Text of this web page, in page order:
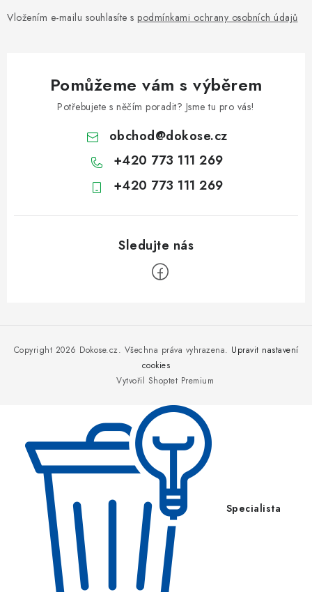
Vložením e-mailu souhlasíte s podmínkami ochrany osobních údajů
Pomůžeme vám s výběrem
Potřebujete s něčím poradit? Jsme tu pro vás!
obchod@dokose.cz
+420 773 111 269
+420 773 111 269
Vytvořil Shoptet Premium
Copyright 2026 Dokose.cz. Všechna práva vyhrazena. Upravit nastavení
cookies
Specialista